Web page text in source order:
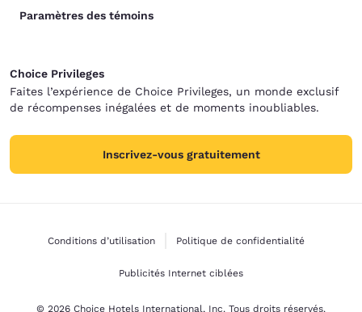
Paramètres des témoins
Choice Privileges
Faites l’expérience de Choice Privileges, un monde exclusif
de récompenses inégalées et de moments inoubliables.
Inscrivez-vous gratuitement
Conditions d’utilisation Politique de confidentialité
Publicités Internet ciblées
© 2026 Choice Hotels International, Inc. Tous droits réservés.